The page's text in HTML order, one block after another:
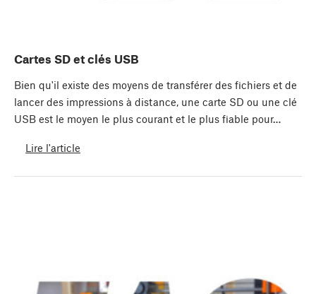
Cartes SD et clés USB
Bien qu'il existe des moyens de transférer des fichiers et de
lancer des impressions à distance, une carte SD ou une clé
USB est le moyen le plus courant et le plus fiable pour…
Lire l'article